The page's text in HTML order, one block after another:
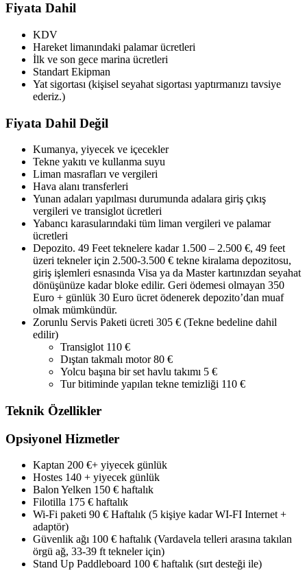
Fiyata Dahil
KDV
Hareket limanındaki palamar ücretleri
İlk ve son gece marina ücretleri
Standart Ekipman
Yat sigortası (kişisel seyahat sigortası yaptırmanızı tavsiye
ederiz.)
Fiyata Dahil Değil
Kumanya, yiyecek ve içecekler
Tekne yakıtı ve kullanma suyu
Liman masrafları ve vergileri
Hava alanı transferleri
Yunan adaları yapılması durumunda adalara giriş çıkış
vergileri ve transiglot ücretleri
Yabancı karasularındaki tüm liman vergileri ve palamar
ücretleri
Depozito. 49 Feet teknelere kadar 1.500 – 2.500 €, 49 feet
üzeri tekneler için 2.500-3.500 € tekne kiralama depozitosu,
giriş işlemleri esnasında Visa ya da Master kartınızdan seyahat
dönüşünüze kadar bloke edilir. Geri ödemesi olmayan 350
Euro + günlük 30 Euro ücret ödenerek depozito’dan muaf
olmak mümkündür.
Zorunlu Servis Paketi ücreti 305 € (Tekne bedeline dahil
edilir)
Transiglot 110 €
Dıştan takmalı motor 80 €
Yolcu başına bir set havlu takımı 5 €
Tur bitiminde yapılan tekne temizliği 110 €
Teknik Özellikler
Opsiyonel Hizmetler
Kaptan 200 €+ yiyecek günlük
Hostes 140 + yiyecek günlük
Balon Yelken 150 € haftalık
Filotilla 175 € haftalık
Wi-Fi paketi 90 € Haftalık (5 kişiye kadar WI-FI Internet +
adaptör)
Güvenlik ağı 100 € haftalık (Vardavela telleri arasına takılan
örgü ağ, 33-39 ft tekneler için)
Stand Up Paddleboard 100 € haftalık (sırt desteği ile)